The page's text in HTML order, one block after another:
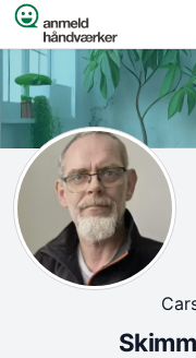
Spring til indhold